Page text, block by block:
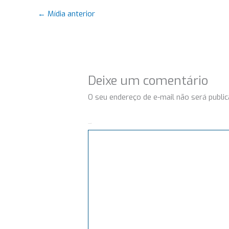
← Mídia anterior
Deixe um comentário
O seu endereço de e-mail não será